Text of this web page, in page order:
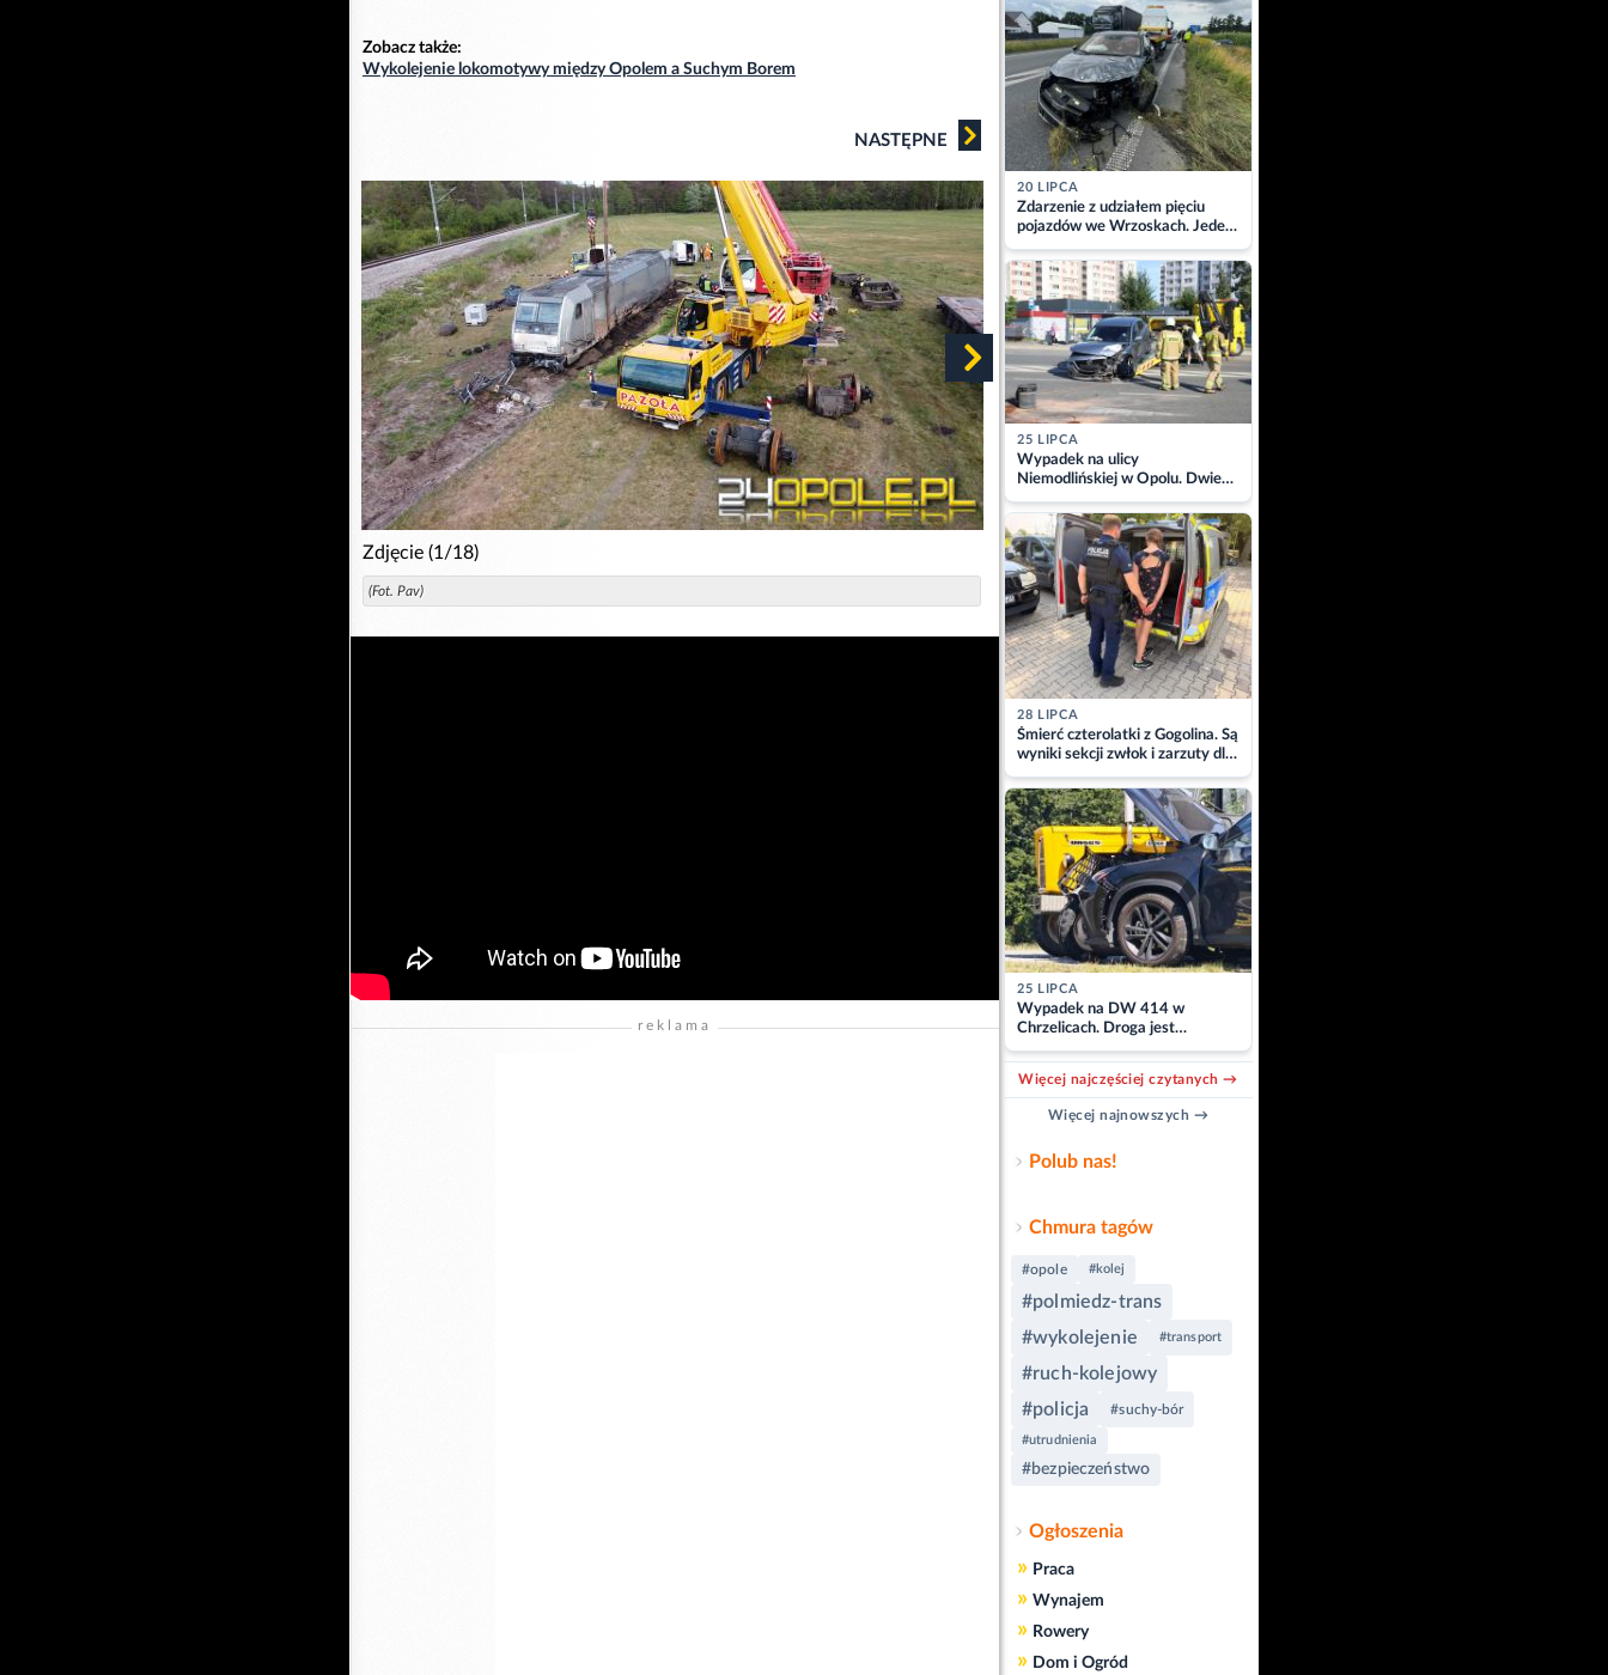
Zobacz także:
Wykolejenie lokomotywy między Opolem a Suchym Borem
NASTĘPNE
Zdjęcie (1/18)
(Fot. Pav)
reklama
20 LIPCA
Zdarzenie z udziałem pięciu
pojazdów we Wrzoskach. Jeden
z kierowców zabrany w
kajdankach
25 LIPCA
Wypadek na ulicy
Niemodlińskiej w Opolu. Dwie
osoby w szpitalu
28 LIPCA
Śmierć czterolatki z Gogolina. Są
wyniki sekcji zwłok i zarzuty dla
matki
25 LIPCA
Wypadek na DW 414 w
Chrzelicach. Droga jest
zablokowana
Więcej najczęściej czytanych →
Więcej najnowszych →
Polub nas!
Chmura tagów
#opole #kolej
#polmiedz-trans
#wykolejenie
#transport
#ruch-kolejowy
#policja
#suchy-bór
#utrudnienia
#bezpieczeństwo
Ogłoszenia
» Praca
» Wynajem
» Rowery
» Dom i Ogród